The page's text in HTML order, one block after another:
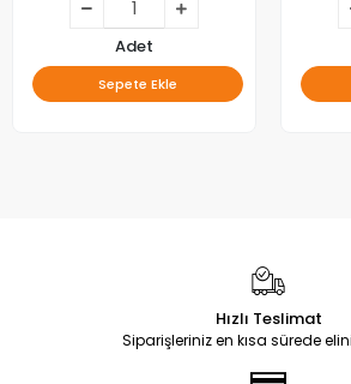
Adet
Sepete Ekle
Hızlı Teslimat
Siparişleriniz en kısa sürede